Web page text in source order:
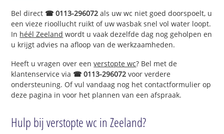
Bel direct ☎ 0113-296072 als uw wc niet goed doorspoelt, u
een vieze rioollucht ruikt of uw wasbak snel vol water loopt.
In héél Zeeland wordt u vaak dezelfde dag nog geholpen en
u krijgt advies na afloop van de werkzaamheden.
Heeft u vragen over eenverstopte wc? Bel met de
klantenservice via ☎ 0113-296072 voor verdere
ondersteuning. Of vul vandaag nog het contactformulier op
deze pagina in voor het plannen van een afspraak.
Hulp bij verstopte wc in Zeeland?